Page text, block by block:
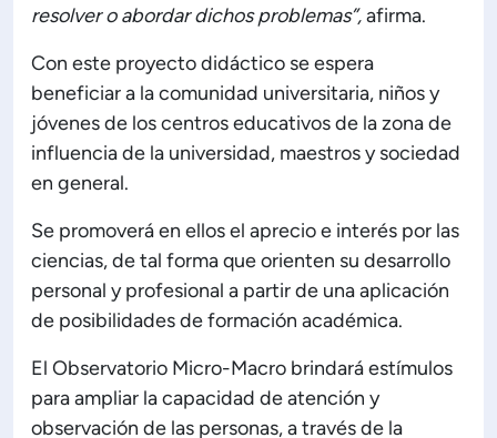
resolver o abordar dichos problemas”,afirma.
Con este proyecto didáctico se espera
beneficiar a la comunidad universitaria, niños y
jóvenes de los centros educativos de la zona de
influencia de la universidad, maestros y sociedad
en general.
Se promoverá en ellos el aprecio e interés por las
ciencias, de tal forma que orienten su desarrollo
personal y profesional a partir de una aplicación
de posibilidades de formación académica.
El Observatorio Micro-Macro brindará estímulos
para ampliar la capacidad de atención y
observación de las personas, a través de la